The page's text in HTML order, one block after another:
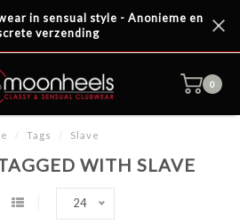
in sensual style - Anonieme en
verzending
0
/ Tags / Slave
WITH SLAVE
24